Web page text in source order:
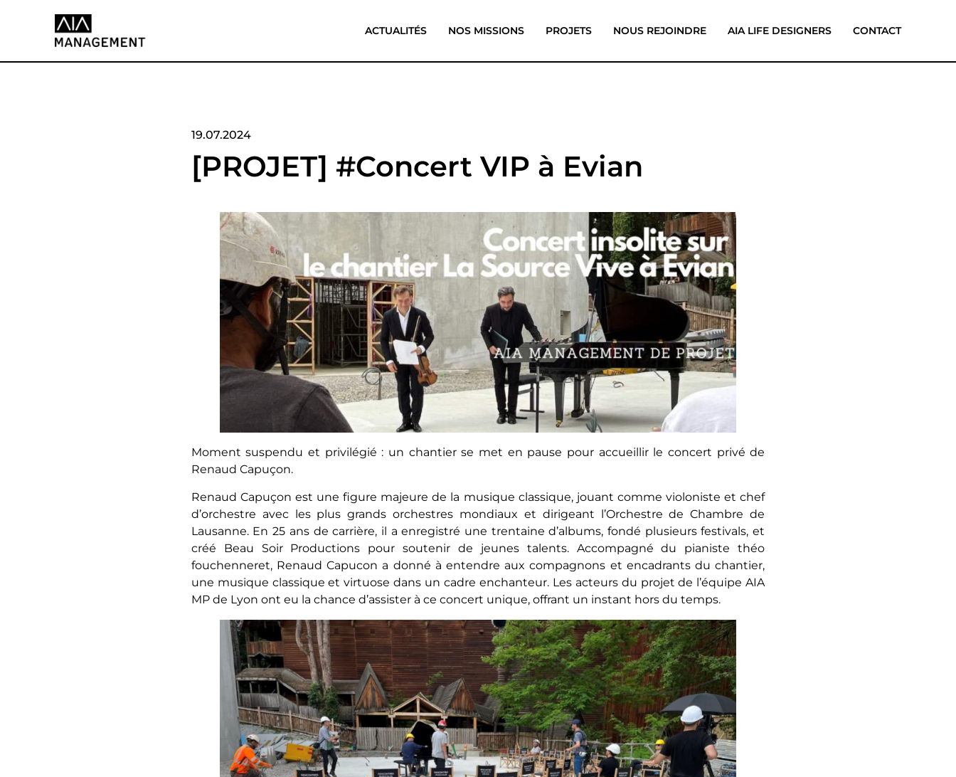
ACTUALITÉS NOS MISSIONS PROJETS NOUS REJOINDRE AIA LIFE DESIGNERS CONTACT
19.07.2024
[PROJET] #Concert VIP à Evian
Moment suspendu et privilégié : un chantier se met en pause pour accueillir le concert privé de
Renaud Capuçon.
Renaud Capuçon est une figure majeure de la musique classique, jouant comme violoniste et chef
d’orchestre avec les plus grands orchestres mondiaux et dirigeant l’Orchestre de Chambre de
Lausanne. En 25 ans de carrière, il a enregistré une trentaine d’albums, fondé plusieurs festivals, et
créé Beau Soir Productions pour soutenir de jeunes talents. Accompagné du pianiste théo
fouchenneret, Renaud Capucon a donné à entendre aux compagnons et encadrants du chantier,
une musique classique et virtuose dans un cadre enchanteur. Les acteurs du projet de l’équipe AIA
MP de Lyon ont eu la chance d’assister à ce concert unique, offrant un instant hors du temps.